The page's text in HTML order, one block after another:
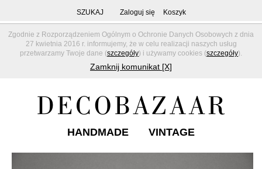
Zgodnie z Rozporządzeniem Ogólnym o Ochronie Danych Osobowych z dnia
27 kwietnia 2016 r. informujemy, że w celu realizacji naszych usług
przetwarzamy Twoje dane (szczegóły) i używamy cookies (szczegóły).
Zamknij komunikat [X]
SZUKAJ Zaloguj się Koszyk
HANDMADE VINTAGE